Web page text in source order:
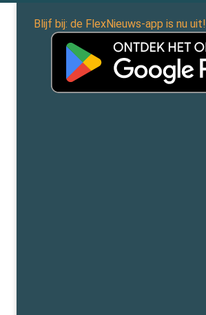
Blijf bij: de FlexNieuws-app is nu uit!